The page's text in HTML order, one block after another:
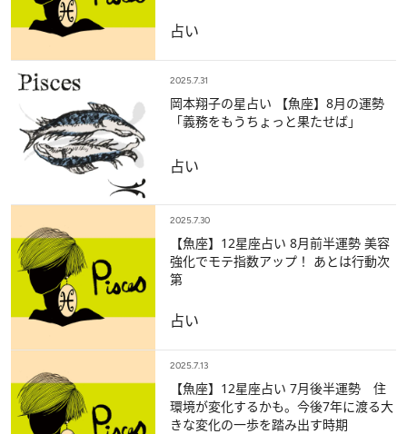
占い
2025.7.31
岡本翔子の星占い 【魚座】8月の運勢
「義務をもうちょっと果たせば」
占い
2025.7.30
【魚座】12星座占い 8月前半運勢 美容
強化でモテ指数アップ！ あとは行動次
第
占い
2025.7.13
【魚座】12星座占い 7月後半運勢 住
環境が変化するかも。今後7年に渡る大
きな変化の一歩を踏み出す時期